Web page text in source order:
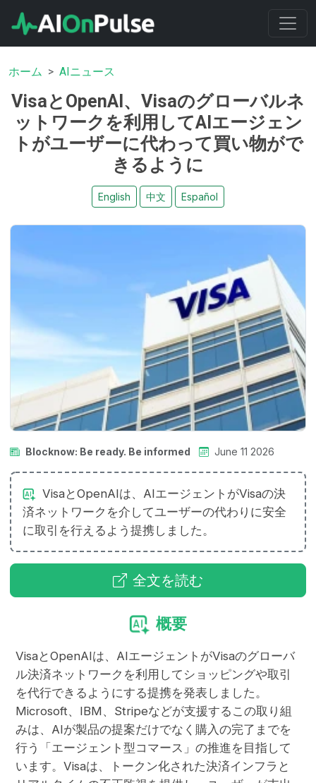
ホーム AIニュース
VisaとOpenAI、Visaのグローバルネ
ットワークを利用してAIエージェン
トがユーザーに代わって買い物がで
きるように
English 中文 Español
Blocknow: Be ready. Be informed June 11 2026
VisaとOpenAIは、AIエージェントがVisaの決
済ネットワークを介してユーザーの代わりに安全
に取引を行えるよう提携しました。
全文を読む
概要
VisaとOpenAIは、AIエージェントがVisaのグローバ
ル決済ネットワークを利用してショッピングや取引
を代行できるようにする提携を発表しました。
Microsoft、IBM、Stripeなどが支援するこの取り組
みは、AIが製品の提案だけでなく購入の完了までを
行う「エージェント型コマース」の推進を目指して
います。Visaは、トークン化された決済インフラと